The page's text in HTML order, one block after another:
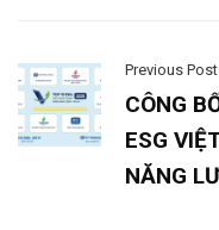
Previous Post
CÔNG
ESG
NĂNG